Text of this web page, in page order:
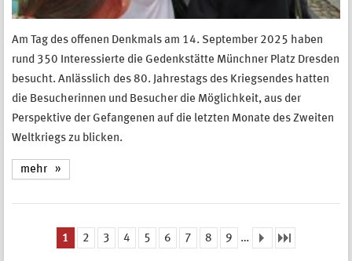
Am Tag des offenen Denkmals am 14. September 2025 haben
rund 350 Interessierte die Gedenkstätte Münchner Platz Dresden
besucht. Anlässlich des 80. Jahrestags des Kriegsendes hatten
die Besucherinnen und Besucher die Möglichkeit, aus der
Perspektive der Gefangenen auf die letzten Monate des Zweiten
Weltkriegs zu blicken.
mehr
1 2 3 4 5 6 7 8 9 …